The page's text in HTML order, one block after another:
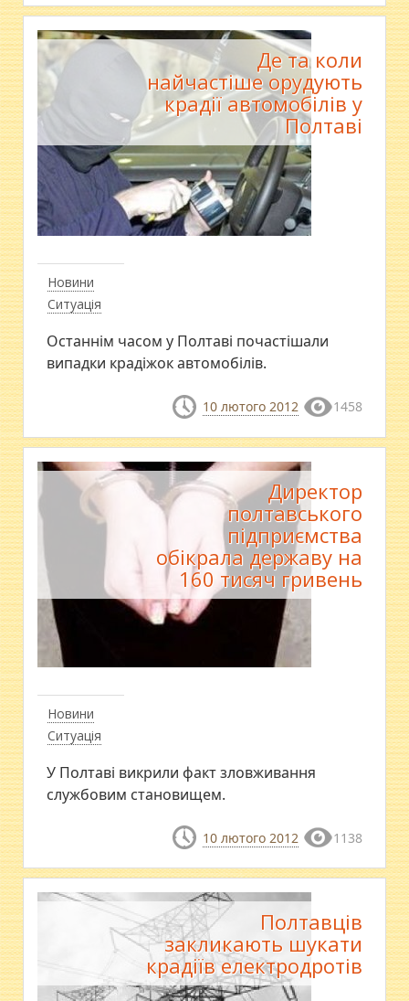
Новини
Ситуація
Де та коли
найчастіше орудують
крадії автомобілів у
Полтаві
Останнім часом у Полтаві почастішали
випадки крадіжок автомобілів.
10 лютого 2012 1458
Новини
Ситуація
Директор
полтавського
підприємства
обікрала державу на
160 тисяч гривень
У Полтаві викрили факт зловживання
службовим становищем.
10 лютого 2012 1138
Полтавців
закликають шукати
крадіїв електродротів